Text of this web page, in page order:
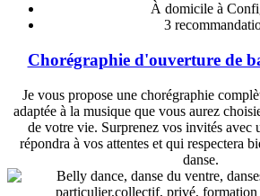
À domicile à
3
Chorégraphie d'ouverture de
Je vous propose une chorégraphie
adaptée à la musique que vous aurez
de votre vie. Surprenez vos invités avec
répondra à vos attentes et qui respectera
danse.